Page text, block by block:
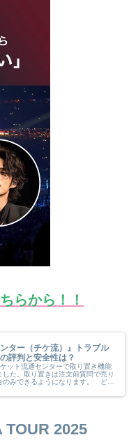
らから！！
ンター（チケ流）』トラブル
評判と安全性は？
ット流通センターで取り置き機能
た。取り置きは注文前質問で売り
のみできるようになります。 どう
手のほ...
TOUR 2025